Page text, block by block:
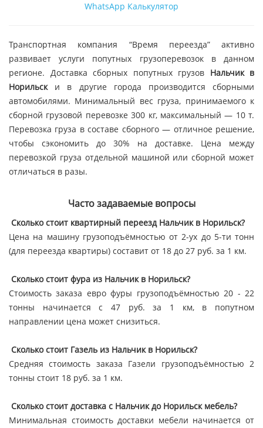
WhatsApp Калькулятор
Транспортная компания “Время переезда” активно
развивает услуги попутных грузоперевозок в данном
регионе. Доставка сборных попутных грузов Нальчик в
Норильски в другие города производится сборными
автомобилями. Минимальный вес груза, принимаемого к
сборной грузовой перевозке 300 кг, максимальный — 10 т.
Перевозка груза в составе сборного — отличное решение,
чтобы сэкономить до 30% на доставке. Цена между
перевозкой груза отдельной машиной или сборной может
отличаться в разы.
Часто задаваемые вопросы
Сколько стоит квартирный переезд Нальчик в Норильск?
Цена на машину грузоподъёмностью от 2-ух до 5-ти тонн
(для переезда квартиры) составит от 18 до 27 руб. за 1 км.
Сколько стоит фура из Нальчик в Норильск?
Стоимость заказа евро фуры грузоподъёмностью 20 - 22
тонны начинается с 47 руб. за 1 км, в попутном
направлении цена может снизиться.
Сколько стоит Газель из Нальчик в Норильск?
Средняя стоимость заказа Газели грузоподъёмностью 2
тонны стоит 18 руб. за 1 км.
Сколько стоит доставка с Нальчик до Норильск мебель?
Минимальная стоимость доставки мебели начинается от